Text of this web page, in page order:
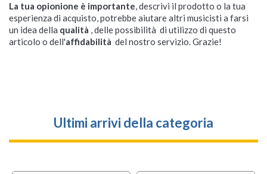
La tua opionione è importante, descrivi il prodotto o la tua
esperienza di acquisto, potrebbe aiutare altri musicisti a farsi
un idea della qualità , delle possibilità di utilizzo di questo
articolo o dell'affidabilità del nostro servizio. Grazie!
Ultimi arrivi della categoria